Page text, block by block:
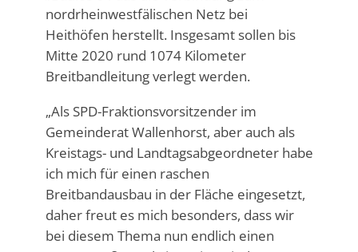
nordrheinwestfälischen Netz bei
Heithöfen herstellt. Insgesamt sollen bis
Mitte 2020 rund 1074 Kilometer
Breitbandleitung verlegt werden.
„Als SPD-Fraktionsvorsitzender im
Gemeinderat Wallenhorst, aber auch als
Kreistags- und Landtagsabgeordneter habe
ich mich für einen raschen
Breitbandausbau in der Fläche eingesetzt,
daher freut es mich besonders, dass wir
bei diesem Thema nun endlich einen